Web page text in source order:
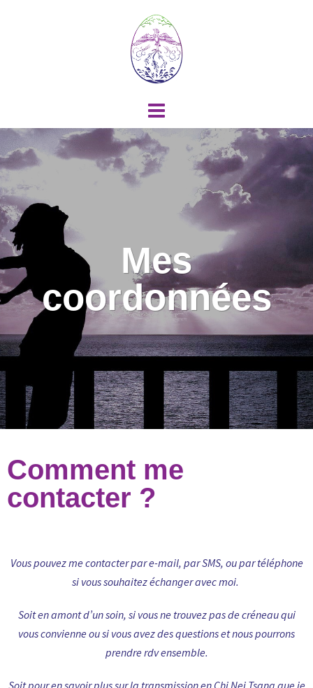
Mes
coordonnées
Comment me
contacter ?
Vous pouvez me contacter par e-mail, par SMS, ou par téléphone
si vous souhaitez échanger avec moi.
Soit en amont d’un soin, si vous ne trouvez pas de créneau qui
vous convienne ou si vous avez des questions et nous pourrons
prendre rdv ensemble.
Soit pour en savoir plus sur la transmission en Chi Nei Tsang que je